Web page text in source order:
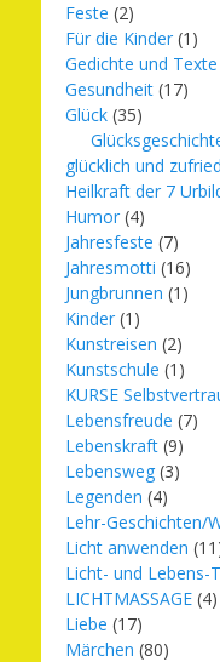
Feste (2)
Für die Kinder (1)
Gedichte und Texte
Gesundheit (17)
Glück (35)
glücklich und
Heilkraft der 7
Humor (4)
Jahresfeste (7)
Jahresmotti (16)
Jungbrunnen (1)
Kinder (1)
Kunstreisen (2)
Kunstschule (1)
KURSE
Lebensfreude (7)
Lebenskraft (9)
Lebensweg (3)
Legenden (4)
Lehr-Geschichten/
Licht anwenden
Licht- und Lebens-
LICHTMASSAGE (4)
Liebe (17)
Märchen (80)